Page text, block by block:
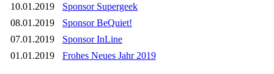
10.01.2019
Sponsor Supergeek
08.01.2019
Sponsor BeQuiet!
07.01.2019
Sponsor InLine
01.01.2019
Frohes Neues Jahr 2019